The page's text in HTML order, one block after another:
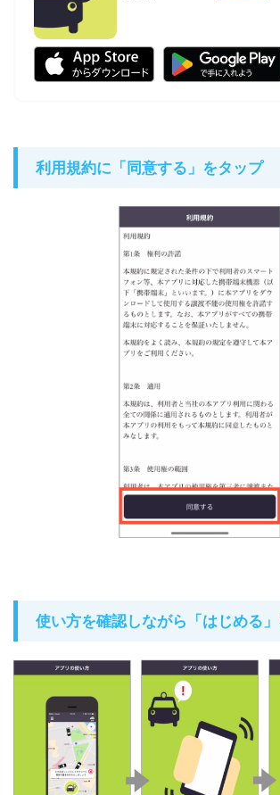
利用規約に「同意する」をタップ
使い方を確認しながら「はじめる